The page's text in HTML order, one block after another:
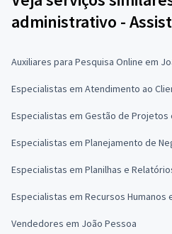
administrativo -
Auxiliares para Pesquisa Online em
Especialistas em Atendimento ao
Especialistas em Gestão de Projetos
Especialistas em Planejamento de
Especialistas em Planilhas e
Especialistas em Recursos Humanos
Vendedores em João Pessoa